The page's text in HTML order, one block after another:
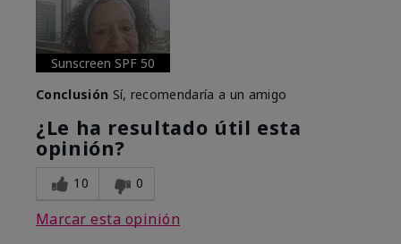
Sunscreen SPF 50
Conclusión Sí, recomendaría a un amigo
¿Le ha resultado útil esta
opinión?
10 0
Marcar esta opinión